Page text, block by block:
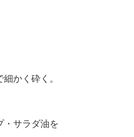
かく砕く。
・サラダ油を